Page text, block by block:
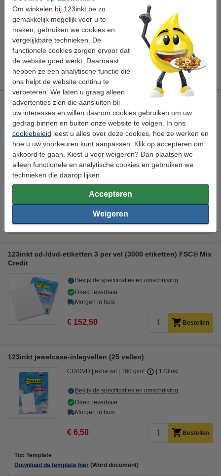
Om winkelen bij 123inkt.be zo
gemakkelijk mogelijk voor u te
maken, gebruiken we cookies en
vergelijkbare technieken. De
functionele cookies zorgen ervoor dat
de website goed werkt. Daarnaast
hebben ze een analytische functie die
ons helpt de website continu te
verbeteren. We laten u graag alleen
advertenties zien die aansluiten bij
uw interesses en willen daarom cookies gebruiken om uw
gedrag binnen en buiten onze website te volgen. In ons
cookiebeleid leest u alles over deze cookies, hoe ze werken en
hoe u uw voorkeuren kunt aanpassen. Klik op accepteren om
akkoord te gaan. Kiest u voor weigeren? Dan plaatsen we
alleen functionele en analytische cookies en gebruiken we
technieken die daarop lijken.
Accepteren
Weigeren
123inkt cd-/dvd-etiketten 3 per vel (300 etiketten) FSC® Mix
€ 23,50
123inkt cd-/dvd-etiketten 3 per vel (3000 etiketten) FSC®
Mix Credit
€ 152,50
123inkt cd-/dvd-etiketten 3 per vel (300 etiketten) FSC® Mix
Credit
Bekijk de specificaties en omschrijving
Morgen in huis
€ 23,50
€ 152,50
123inkt cd-/dvd-etiketten 3 per vel (3000 etiketten) FSC® Mix
Credit
Bekijk de specificaties en omschrijving
Direct leverbaar
Morgen in huis
€ 152,50 Bestellen
123inkt jewelcase-inlegvellen (25 vellen)
CD/DVD extra wit 160 g/m² 123inkt
Bekijk de specificaties en omschrijving
Direct leverbaar
Morgen in huis
€ 6,50 Bestellen
Tip: Template
Download de template hier (Word document)